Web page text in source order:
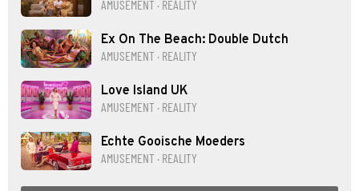
AMUSEMENT · REALITY
Ex On The Beach: Double Dutch
AMUSEMENT · REALITY
Love Island UK
AMUSEMENT · REALITY
Echte Gooische Moeders
AMUSEMENT · REALITY